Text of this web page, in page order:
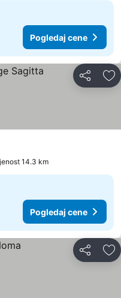
Pogledaj cene
Deli
14.3 km
Pogledaj cene
Deli